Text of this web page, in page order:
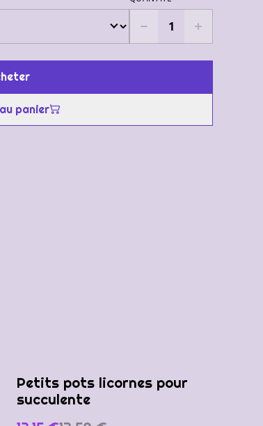
panier
%
Petits pots licornes pour
succulente